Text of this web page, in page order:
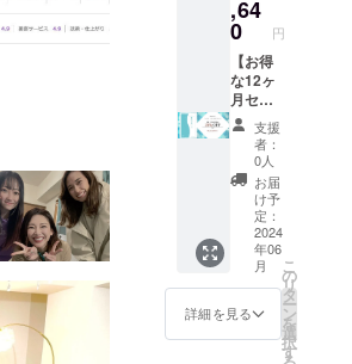
日分）
※商品に
は送料
が含ま
れてい
ます。
販売予
定価
格：
15,120
円 ※商
品には
送料が
含まれ
ていま
す。 ※
原材料
及び添
加物等
の食品
表示は
お届け
商品の
意書き
をご確
認くだ
さい。
※商品に
は送料
が含ま
れてい
ます。
撮影・
動画撮
影など
致しま
す。 撮
影日な
どは後
日ご相
談。 チ
ケット
有効期
限：リ
ターン
お届け
日より
6ヶ月以
内にご
利用く
,64
0 円
【お得
な12ヶ
月セッ
ト／
25％OF
【艶肌
女神】
1袋（90
粒／30
日分）
×12 販
売予定
価格：
181,440
円の
支援
者：
0人
お届
け予
定：
2024
年06
月
詳細を見る
こ
の
リ
タ
ー
ン
を
選
択
す